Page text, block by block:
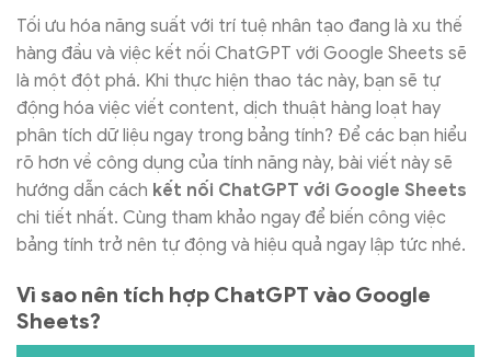
Tối ưu hóa năng suất với trí tuệ nhân tạo đang là xu thế
hàng đầu và việc kết nối ChatGPT với Google Sheets sẽ
là một đột phá. Khi thực hiện thao tác này, bạn sẽ tự
động hóa việc viết content, dịch thuật hàng loạt hay
phân tích dữ liệu ngay trong bảng tính? Để các bạn hiểu
rõ hơn về công dụng của tính năng này, bài viết này sẽ
hướng dẫn cách kết nối ChatGPT với Google Sheets
chi tiết nhất. Cùng tham khảo ngay để biến công việc
bảng tính trở nên tự động và hiệu quả ngay lập tức nhé.
Vì sao nên tích hợp ChatGPT vào Google
Sheets?